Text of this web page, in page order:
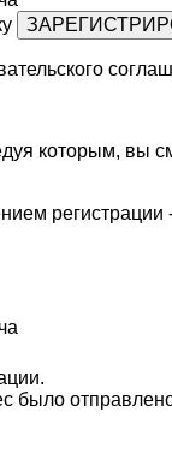
которым, вы
было